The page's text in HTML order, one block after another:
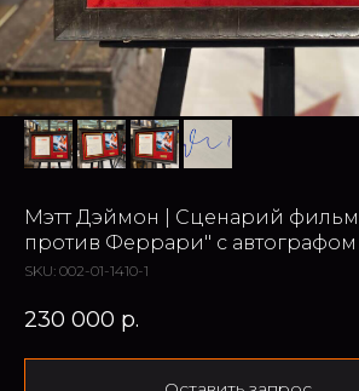
Мэтт Дэймон | Сценарий
против Феррари" с автографом
SKU: 002-01-1410-1
230 000 р.